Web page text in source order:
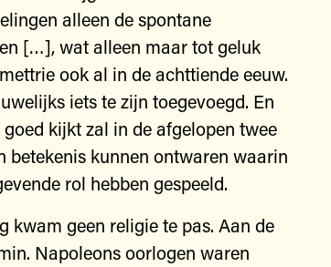
alleen de spontane
[…], wat alleen maar tot geluk
ook al in de achttiende eeuw.
iets te zijn toegevoegd. En
kijkt zal in de afgelopen twee
betekenis kunnen ontwaren waarin
rol hebben gespeeld.
kwam geen religie te pas. Aan de
Napoleons oorlogen waren